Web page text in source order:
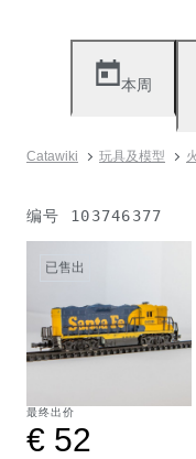
本周
Catawiki 玩具及模型
编号 103746377
已售出
最终出价
€ 52